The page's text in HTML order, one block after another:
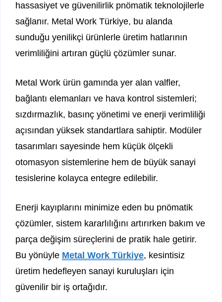
hassasiyet ve güvenilirlik pnömatik teknolojilerle
sağlanır. Metal Work Türkiye, bu alanda
sunduğu yenilikçi ürünlerle üretim hatlarının
verimliliğini artıran güçlü çözümler sunar.
Metal Work ürün gamında yer alan valfler,
bağlantı elemanları ve hava kontrol sistemleri;
sızdırmazlık, basınç yönetimi ve enerji verimliliği
açısından yüksek standartlara sahiptir. Modüler
tasarımları sayesinde hem küçük ölçekli
otomasyon sistemlerine hem de büyük sanayi
tesislerine kolayca entegre edilebilir.
Enerji kayıplarını minimize eden bu pnömatik
çözümler, sistem kararlılığını artırırken bakım ve
parça değişim süreçlerini de pratik hale getirir.
Bu yönüyle Metal Work Türkiye, kesintisiz
üretim hedefleyen sanayi kuruluşları için
güvenilir bir iş ortağıdır.